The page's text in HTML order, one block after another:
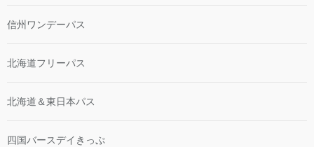
信州ワンデーパス
北海道フリーパス
北海道＆東日本パス
四国バースデイきっぷ